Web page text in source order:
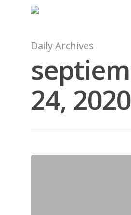
Daily Archives
24, 2020